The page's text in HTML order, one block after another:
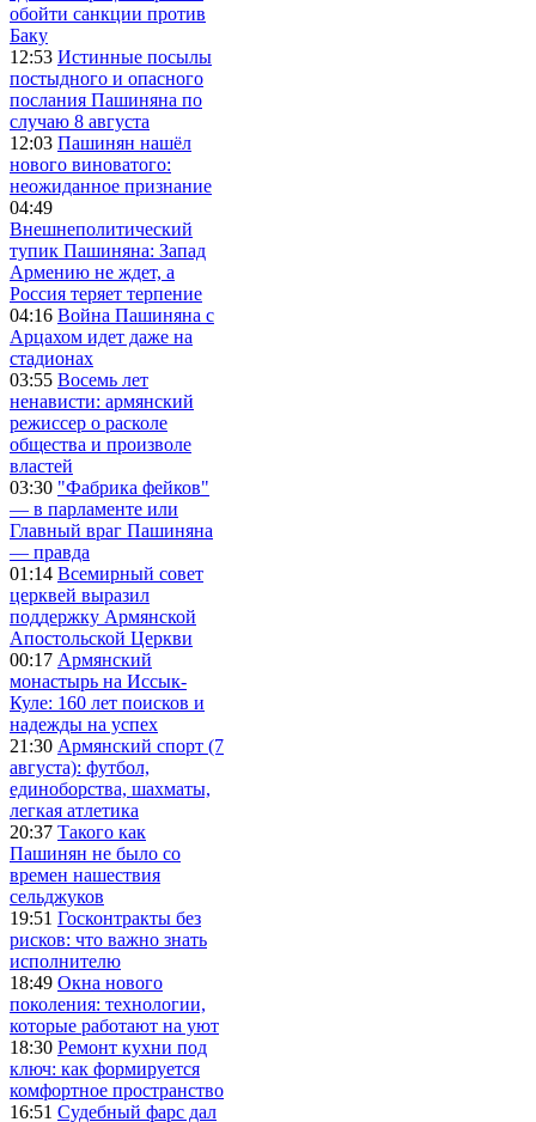
обойти санкции против
Баку
12:53 Истинные посылы
постыдного и опасного
послания Пашиняна по
случаю 8 августа
12:03 Пашинян нашёл
нового виноватого:
неожиданное признание
04:49
Внешнеполитический
тупик Пашиняна: Запад
Армению не ждет, а
Россия теряет терпение
04:16 Война Пашиняна с
Арцахом идет даже на
стадионах
03:55 Восемь лет
ненависти: армянский
режиссер о расколе
общества и произволе
властей
03:30 "Фабрика фейков"
— в парламенте или
Главный враг Пашиняна
— правда
01:14 Всемирный совет
церквей выразил
поддержку Армянской
Апостольской Церкви
00:17 Армянский
монастырь на Иссык-
Куле: 160 лет поисков и
надежды на успех
21:30 Армянский спорт (7
августа): футбол,
единоборства, шахматы,
легкая атлетика
20:37 Такого как
Пашинян не было со
времен нашествия
сельджуков
19:51 Госконтракты без
рисков: что важно знать
исполнителю
18:49 Окна нового
поколения: технологии,
которые работают на уют
18:30 Ремонт кухни под
ключ: как формируется
комфортное пространство
16:51 Судебный фарс дал